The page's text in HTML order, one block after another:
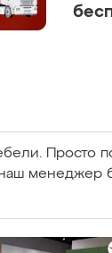
Просто
менеджер